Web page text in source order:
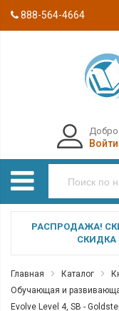
888-564-4664
Войти
РАСПРОДАЖА!
СКИДКА
Главная Каталог
Обучающая и
Evolve Level 4, SB -